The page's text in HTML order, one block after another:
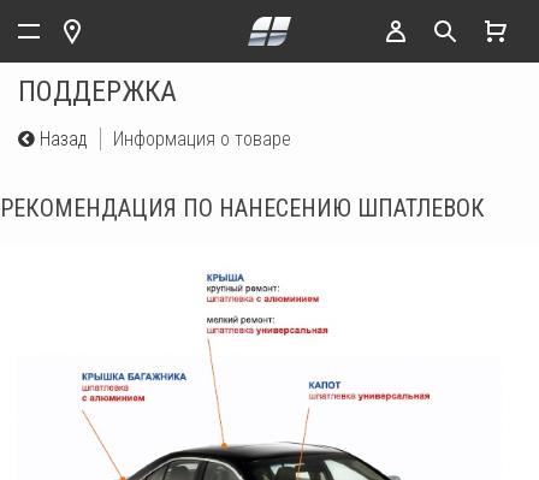
ПОДДЕРЖКА
Назад Информация о товаре
РЕКОМЕНДАЦИЯ ПО НАНЕСЕНИЮ ШПАТЛЕВОК